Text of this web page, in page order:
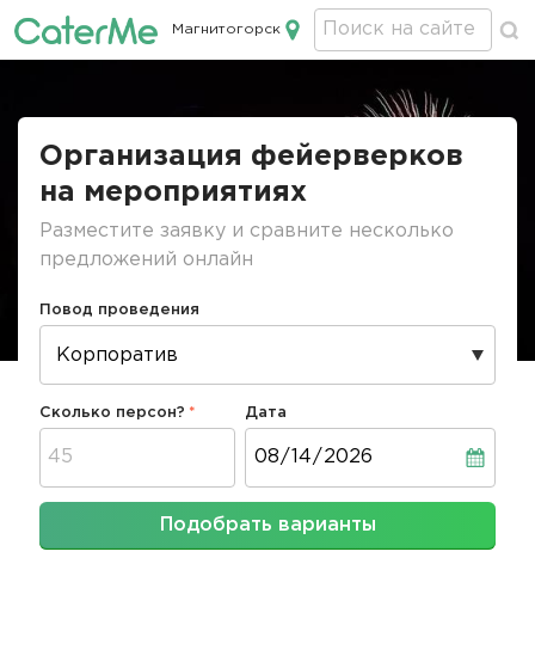
Кейтеринг в Магнитогорске
Магнитогорск
Организация фейерверков
на мероприятиях
Разместите заявку и сравните несколько
предложений онлайн
Повод проведения
Сколько персон? Дата
Подобрать варианты